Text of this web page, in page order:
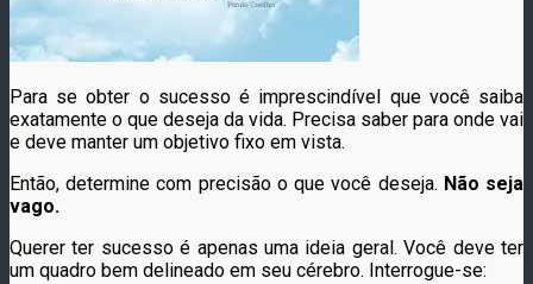
Para se obter o sucesso é imprescindível que você saiba
exatamente o que deseja da vida. Precisa saber para onde vai
e deve manter um objetivo fixo em vista.
Então, determine com precisão o que você deseja. Não seja
vago.
Querer ter sucesso é apenas uma ideia geral. Você deve ter
um quadro bem delineado em seu cérebro. Interrogue-se: